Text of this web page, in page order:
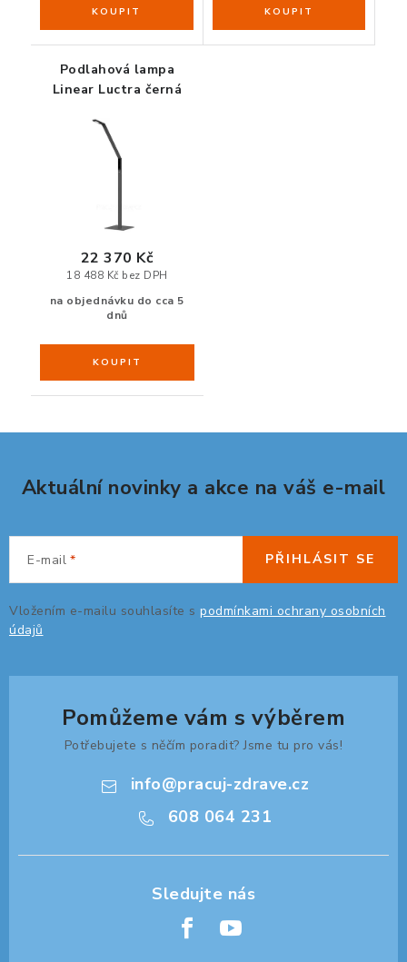
NÁDOBY NA ODPAD
SCHRÁNKY NA KLÍČE A LÉKY
ZDRAVÁ KANCELÁŘ
VODNÍ FILTRY
O nákupu Reklamace, výměna a vrácení
Podlahová lampa
Linear Luctra černá
na objednávku do cca 5
dnů
18 488 Kč bez DPH
22 370 Kč
Aktuální novinky a akce na váš e-mail
E-mail
Vložením e-mailu souhlasíte s podmínkami ochrany osobních
údajů
PŘIHLÁSIT SE
Pomůžeme vám s výběrem
Potřebujete s něčím poradit? Jsme tu pro vás!
info@pracuj-zdrave.cz
608 064 231